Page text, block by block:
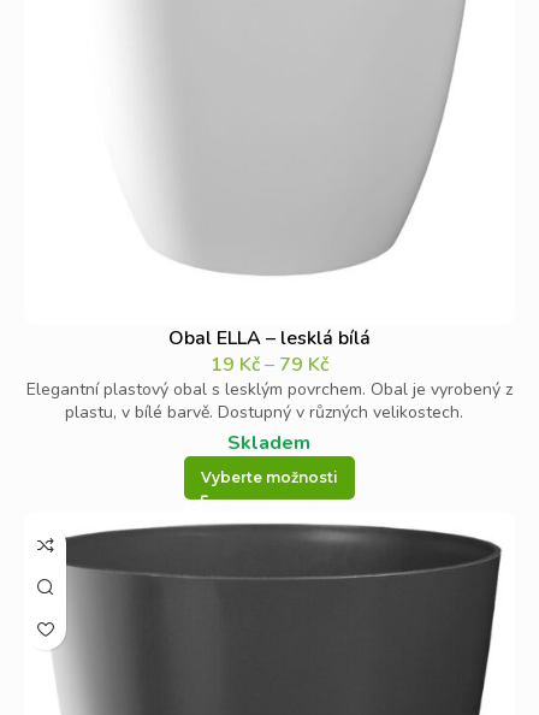
Obal ELLA – lesklá bílá
19 Kč– 79 Kč
Elegantní plastový obal s lesklým povrchem. Obal je vyrobený z
plastu, v bílé barvě. Dostupný v různých velikostech.
Skladem
Vyberte možnosti